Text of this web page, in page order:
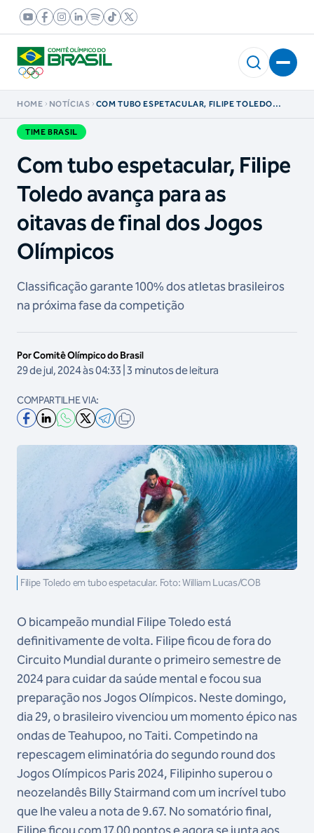
HOME NOTÍCIAS
COM TUBO ESPETACULAR, FILIPE TOLEDO
TIME BRASIL
Com tubo espetacular, Filipe
Toledo avança para as
oitavas de final dos Jogos
Olímpicos
Classificação garante 100% dos atletas brasileiros
na próxima fase da competição
Por Comitê Olímpico do Brasil
29 de jul, 2024 às 04:33 | 3 minutos de leitura
COMPARTILHE VIA:
Filipe Toledo em tubo espetacular. Foto: William Lucas/COB
O bicampeão mundial Filipe Toledo está
definitivamente de volta. Filipe ficou de fora do
Circuito Mundial durante o primeiro semestre de
2024 para cuidar da saúde mental e focou sua
preparação nos Jogos Olímpicos. Neste domingo,
dia 29, o brasileiro vivenciou um momento épico nas
ondas de Teahupoo, no Taiti. Competindo na
repescagem eliminatória do segundo round dos
Jogos Olímpicos Paris 2024, Filipinho superou o
neozelandês Billy Stairmand com um incrível tubo
que lhe valeu a nota de 9.67. No somatório final,